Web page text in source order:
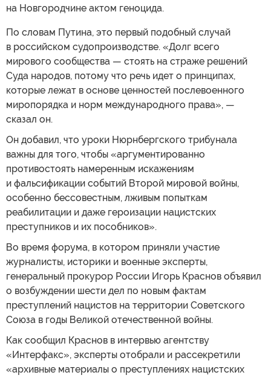
на Новгородчине актом геноцида.
По словам Путина, это первый подобный случай
в российском судопроизводстве. «Долг всего
мирового сообщества — стоять на страже решений
Суда народов, потому что речь идет о принципах,
которые лежат в основе ценностей послевоенного
миропорядка и норм международного права», —
сказал он.
Он добавил, что уроки Нюрнбергского трибунала
важны для того, чтобы «аргументированно
противостоять намеренным искажениям
и фальсификации событий Второй мировой войны,
особенно бессовестным, лживым попыткам
реабилитации и даже героизации нацистских
преступников и их пособников».
Во время форума, в котором приняли участие
журналисты, историки и военные эксперты,
генеральный прокурор России Игорь Краснов объявил
о возбуждении шести дел по новым фактам
преступлений нацистов на территории Советского
Союза в годы Великой отечественной войны.
Как сообщил Краснов в интервью агентству
«Интерфакс», эксперты отобрали и рассекретили
«архивные материалы о преступлениях нацистских